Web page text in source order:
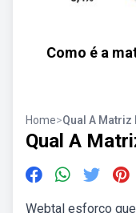
Como é a
Home>Qual A Matriz
Qual A
Webtal esforço